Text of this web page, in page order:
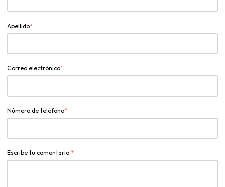
Apellido*
Correo electrónico*
Número de teléfono*
Escribe tu comentario:*